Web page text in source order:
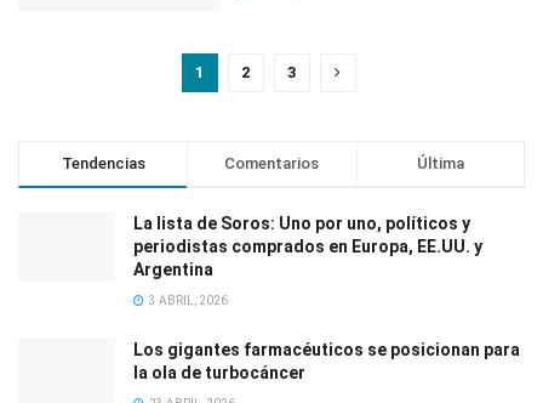
1 2 3
Tendencias Comentarios Última
La lista de Soros: Uno por uno, políticos y
periodistas comprados en Europa, EE.UU. y
Argentina
3 ABRIL, 2026
Los gigantes farmacéuticos se posicionan para
la ola de turbocáncer